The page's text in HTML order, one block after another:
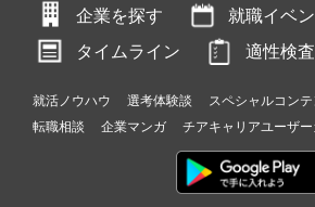
企業を探す
就職イベ
タイムライン
適性検査
就活ノウハウ 選考体験談 スペシャルコンテ
転職相談
企業マンガ チアキャリアユーザー